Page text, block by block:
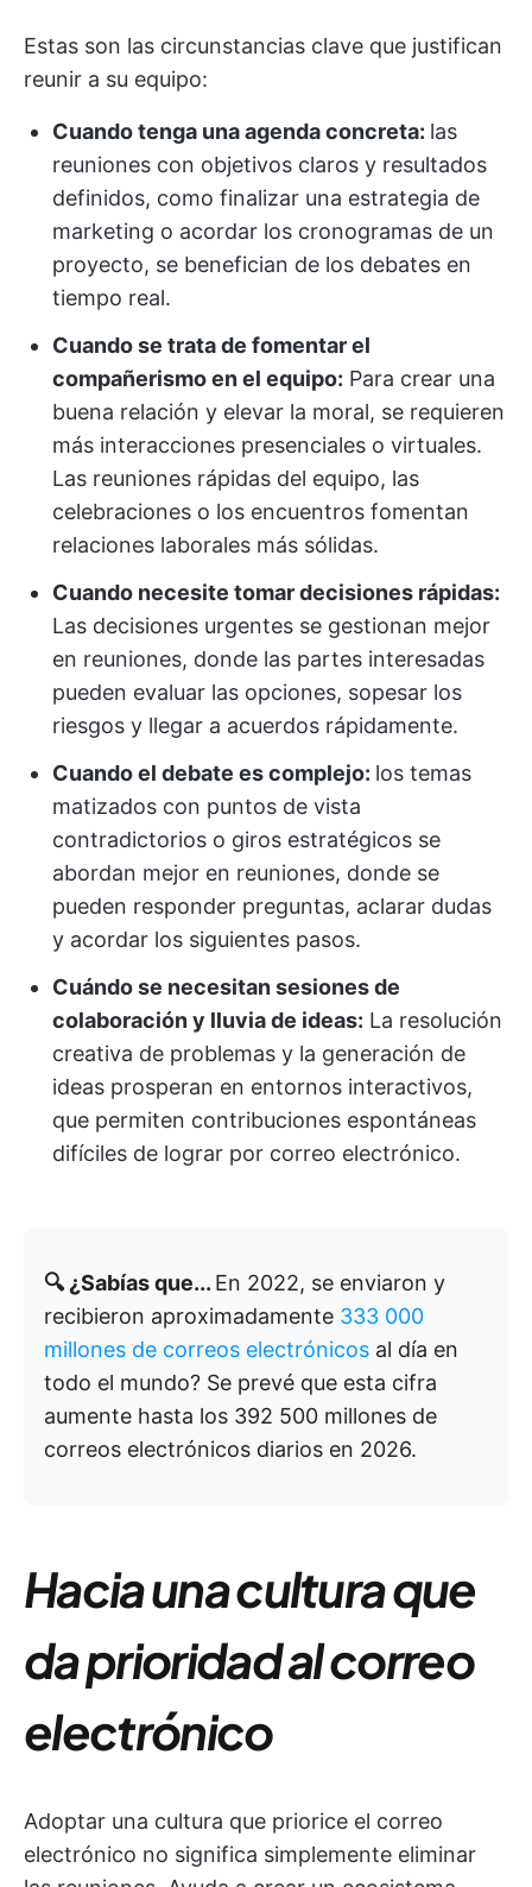
Estas son las circunstancias clave que justifican
reunir a su equipo:
Cuando tenga una agenda concreta: las
reuniones con objetivos claros y resultados
definidos, como finalizar una estrategia de
marketing o acordar los cronogramas de un
proyecto, se benefician de los debates en
tiempo real.
Cuando se trata de fomentar el
compañerismo en el equipo: Para crear una
buena relación y elevar la moral, se requieren
más interacciones presenciales o virtuales.
Las reuniones rápidas del equipo, las
celebraciones o los encuentros fomentan
relaciones laborales más sólidas.
Cuando necesite tomar decisiones rápidas:
Las decisiones urgentes se gestionan mejor
en reuniones, donde las partes interesadas
pueden evaluar las opciones, sopesar los
riesgos y llegar a acuerdos rápidamente.
Cuando el debate es complejo: los temas
matizados con puntos de vista
contradictorios o giros estratégicos se
abordan mejor en reuniones, donde se
pueden responder preguntas, aclarar dudas
y acordar los siguientes pasos.
Cuándo se necesitan sesiones de
colaboración y lluvia de ideas: La resolución
creativa de problemas y la generación de
ideas prosperan en entornos interactivos,
que permiten contribuciones espontáneas
difíciles de lograr por correo electrónico.
🔍 ¿Sabías que... En 2022, se enviaron y
recibieron aproximadamente 333 000
millones de correos electrónicos al día en
todo el mundo? Se prevé que esta cifra
aumente hasta los 392 500 millones de
correos electrónicos diarios en 2026.
Hacia una cultura que
da prioridad al correo
electrónico
Adoptar una cultura que priorice el correo
electrónico no significa simplemente eliminar